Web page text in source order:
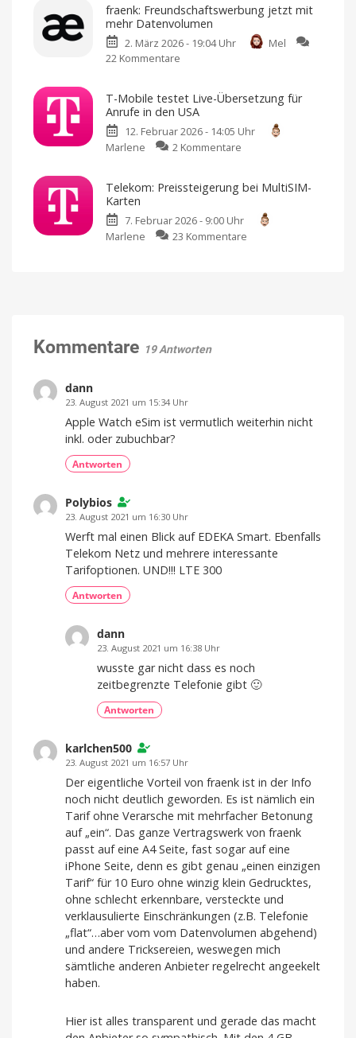
in
210
Allestörungen:
in
Accenture
fraenk: Freundschaftswerbung jetzt mit
mehr Datenvolumen
2. März 2026 - 19:04 Uhr
Mel
22 Kommentare
jetzt
mit
mehr
Datenvolumen
Empfehlung
und
20
Freunde
anwerben
T-Mobile testet Live-Übersetzung für
Anrufe in den USA
12. Februar 2026 - 14:05 Uhr
Marlene
2 Kommentare
testet
Übersetzung
für
Telekom: Preissteigerung bei MultiSIM-
Karten
7. Februar 2026 - 9:00 Uhr
Marlene
23 Kommentare
Kommentare 19 Antworten
dann
23. August 2021 um 15:34 Uhr
Apple Watch eSim ist vermutlich weiterhin nicht
inkl. oder zubuchbar?
Antworten
Polybios
23. August 2021 um 16:30 Uhr
Werft mal einen Blick auf EDEKA Smart. Ebenfalls
Telekom Netz und mehrere interessante
Tarifoptionen. UND!!! LTE 300
Antworten
dann
23. August 2021 um 16:38 Uhr
wusste gar nicht dass es noch
zeitbegrenzte Telefonie gibt 🙂
Antworten
karlchen500
23. August 2021 um 16:57 Uhr
Der eigentliche Vorteil von fraenk ist in der Info
noch nicht deutlich geworden. Es ist nämlich ein
Tarif ohne Verarsche mit mehrfacher Betonung
auf „ein“. Das ganze Vertragswerk von fraenk
passt auf eine A4 Seite, fast sogar auf eine
iPhone Seite, denn es gibt genau „einen einzigen
Tarif“ für 10 Euro ohne winzig klein Gedrucktes,
ohne schlecht erkennbare, versteckte und
verklausulierte Einschränkungen (z.B. Telefonie
„flat“…aber vom vom Datenvolumen abgehend)
und andere Tricksereien, weswegen mich
sämtliche anderen Anbieter regelrecht angeekelt
haben.
Hier ist alles transparent und gerade das macht